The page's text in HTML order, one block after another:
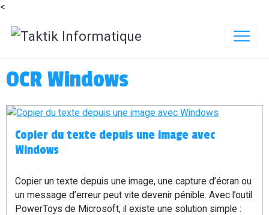
<
OCR Windows
Copier du texte depuis une image avec
Windows
Copier un texte depuis une image, une capture d’écran ou
un message d’erreur peut vite devenir pénible. Avec l’outil
PowerToys de Microsoft, il existe une solution simple :